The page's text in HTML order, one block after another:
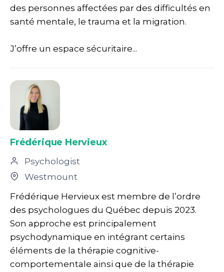
des personnes affectées par des difficultés en
santé mentale, le trauma et la migration.
J’offre un espace sécuritaire...
Frédérique Hervieux
Psychologist
Westmount
Frédérique Hervieux est membre de l’ordre
des psychologues du Québec depuis 2023.
Son approche est principalement
psychodynamique en intégrant certains
éléments de la thérapie cognitive-
comportementale ainsi que de la thérapie